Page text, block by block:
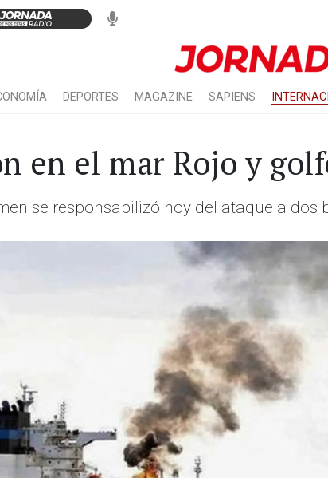
DEPORTES MAGAZINE SAPIENS
en el mar Rojo y
se responsabilizó hoy del ataque a dos